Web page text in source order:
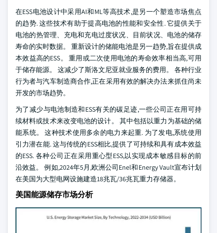
在ESS电池设计中采用AI和ML等高技术,是另一个塑造市场焦点
的趋势. 这些技术有助于提高电池的性能和安全性. 它提供关于
电池的热管理、充电和充电过度状况、目前状况、电池的储存
寿命的实时数据。 重新设计的储能电池是另一趋势,旨在提供成
本效益高的ESS。 重用或二次使用电池的寿命效率相当高,可用
于储存能源。 这减少了斯洛文尼亚就业服务的费用。 各种行业
行为者与汽车制造商合作,正在采用有效的解决办法来抓住尚未
开发的市场趋势。
为了减少与电池制造和ESS有关的碳足迹,一些公司正在用可持
续材料或技术来改变电池的设计。 其中包括以重力为基础的储
能系统。 这种技术使用多余的电力来起重. 为了发电,系统使用
引力潜在能. 这与传统的ESS相比,提供了可持续和具有成本效益
的ESS. 各种公司正在采用重心型ESS,以实现成本敏感目标的前
沿效益。 例如,2024年5月,欧洲公司Enel和Energy Vault宣布计划
在美国为大型电网设施建造18兆瓦/36兆瓦重力存储器。
美国能源储存市场分析